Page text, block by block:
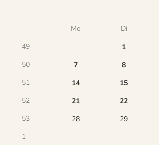
Mo
Di
49
1
50
7 8
51
14 15
52
21 22
53
28 29
1